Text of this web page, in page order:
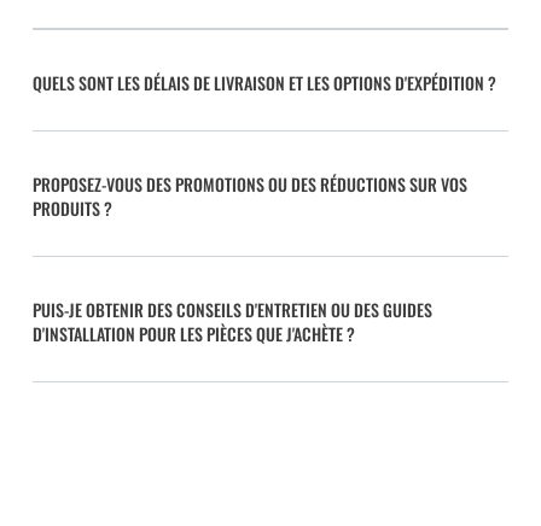
QUELS SONT LES DÉLAIS DE LIVRAISON ET LES OPTIONS D'EXPÉDITION ?
PROPOSEZ-VOUS DES PROMOTIONS OU DES RÉDUCTIONS SUR VOS
PRODUITS ?
PUIS-JE OBTENIR DES CONSEILS D'ENTRETIEN OU DES GUIDES
D'INSTALLATION POUR LES PIÈCES QUE J'ACHÈTE ?